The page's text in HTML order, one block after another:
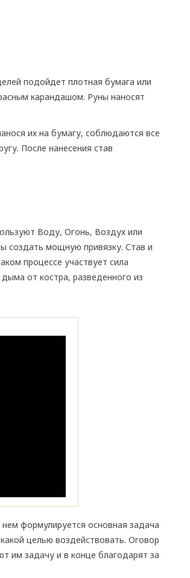
подойдет плотная бумага или
карандашом. Руны наносят
их на бумагу, соблюдаются все
После нанесения став
Воду, Огонь, Воздух или
создать мощную привязку. Став и
процессе участвует сила
от костра, разведенного из
формулируется основная задача
целью воздействовать. Оговор
им задачу и в конце благодарят за